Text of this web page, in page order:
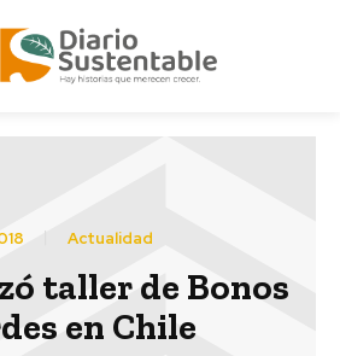
Actualidad
taller de Bonos
en Chile